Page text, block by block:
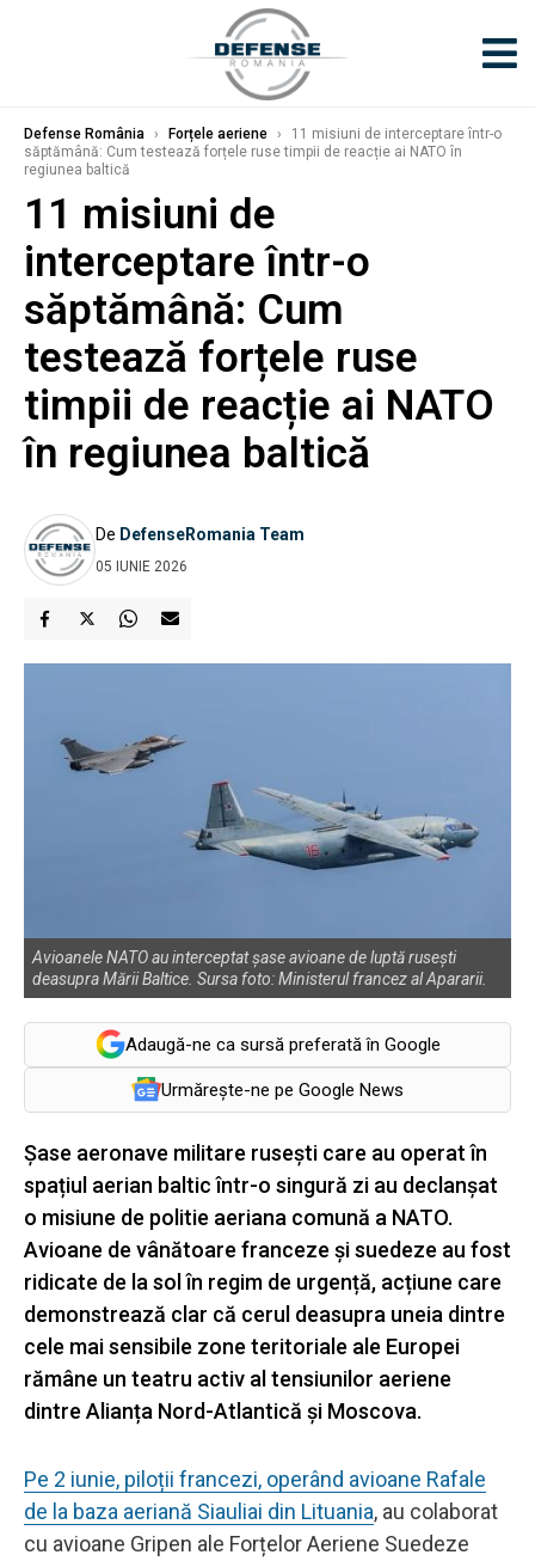
Defense România › Forțele aeriene ›
11 misiuni de interceptare într-o
săptămână: Cum testează forțele ruse timpii de reacție ai NATO în
regiunea baltică
11 misiuni de
interceptare într-o
săptămână: Cum
testează forțele ruse
timpii de reacție ai NATO
în regiunea baltică
De DefenseRomania Team
05 IUNIE 2026
Avioanele NATO au interceptat șase avioane de luptă rusești
deasupra Mării Baltice. Sursa foto: Ministerul francez al Apararii.
Adaugă-ne ca sursă preferată în Google
Urmărește-ne pe Google News
Șase aeronave militare rusești care au operat în
spațiul aerian baltic într-o singură zi au declanșat
o misiune de politie aeriana comună a NATO.
Avioane de vânătoare franceze și suedeze au fost
ridicate de la sol în regim de urgență, acțiune care
demonstrează clar că cerul deasupra uneia dintre
cele mai sensibile zone teritoriale ale Europei
rămâne un teatru activ al tensiunilor aeriene
dintre Alianța Nord-Atlantică și Moscova.
Pe 2 iunie, piloții francezi, operând avioane Rafale
de la baza aeriană Siauliai din Lituania, au colaborat
cu avioane Gripen ale Forțelor Aeriene Suedeze